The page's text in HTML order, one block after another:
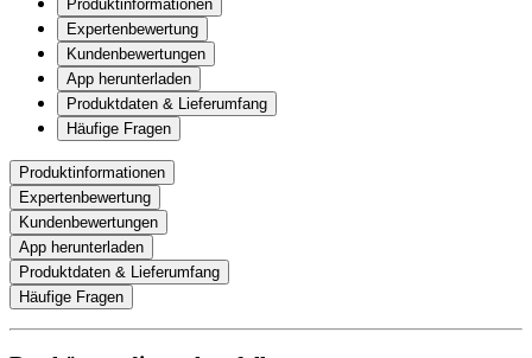
Produktinformationen
Expertenbewertung
Kundenbewertungen
App herunterladen
Produktdaten & Lieferumfang
Häufige Fragen
Produktinformationen
Expertenbewertung
Kundenbewertungen
App herunterladen
Produktdaten & Lieferumfang
Häufige Fragen